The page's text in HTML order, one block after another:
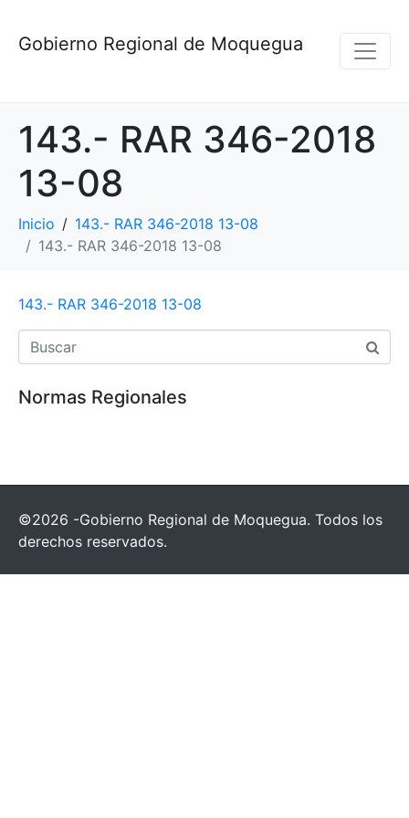
Gobierno Regional de Moquegua
143.- RAR 346-2018
13-08
Inicio
143.- RAR 346-2018 13-08
143.- RAR 346-2018 13-08
143.- RAR 346-2018 13-08
Normas Regionales
©2026 -Gobierno Regional de Moquegua. Todos los
derechos reservados.